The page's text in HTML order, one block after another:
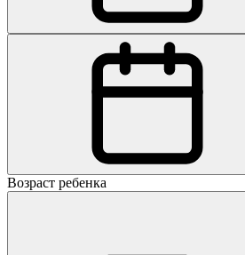
Возраст ребенка